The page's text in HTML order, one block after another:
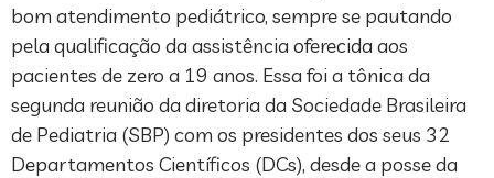
bom atendimento pediátrico, sempre se pautando
pela qualificação da assistência oferecida aos
pacientes de zero a 19 anos. Essa foi a tônica da
segunda reunião da diretoria da Sociedade Brasileira
de Pediatria (SBP) com os presidentes dos seus 32
Departamentos Científicos (DCs), desde a posse da